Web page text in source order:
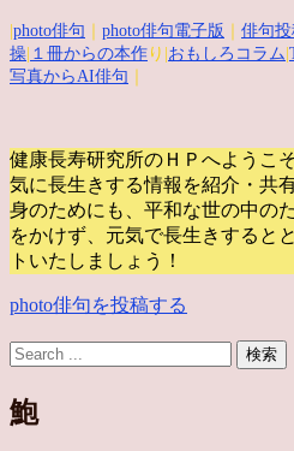
photo俳句 photo俳句電子版 俳句
操 １冊からの本作 り| おもしろコラム
写真からAI俳句
健康長寿研究所のＨＰへようこ
気に長生きする情報を紹介・共
身のためにも、平和な世の中の
をかけず、元気で長生きすると
トいたしましょう！
photo俳句を投稿する
鮑